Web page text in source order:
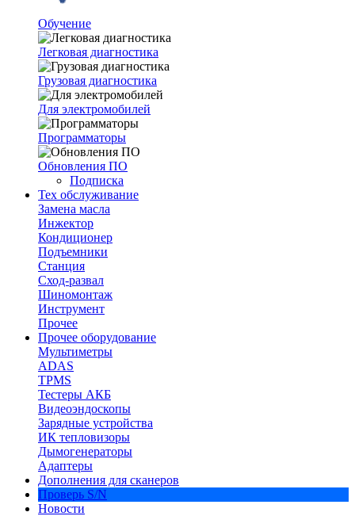
Обучение
Легковая диагностика
Грузовая диагностика
Для электромобилей
Программаторы
Обновления ПО
Подписка
Тех обслуживание
Замена масла
Инжектор
Кондиционер
Подъемники
Станция
Сход-развал
Шиномонтаж
Инструмент
Прочее
Прочее оборудование
Мультиметры
ADAS
TPMS
Тестеры АКБ
Видеоэндоскопы
Зарядные устройства
ИК тепловизоры
Дымогенераторы
Адаптеры
Дополнения для сканеров
Проверь S/N
Новости